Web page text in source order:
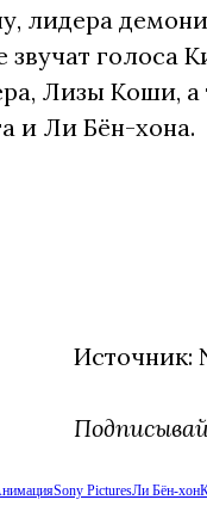
лидера
звучат
Лизы Коши,
и Ли Бён-хона.
Источник:
Sony PicturesЛи Бён-хон